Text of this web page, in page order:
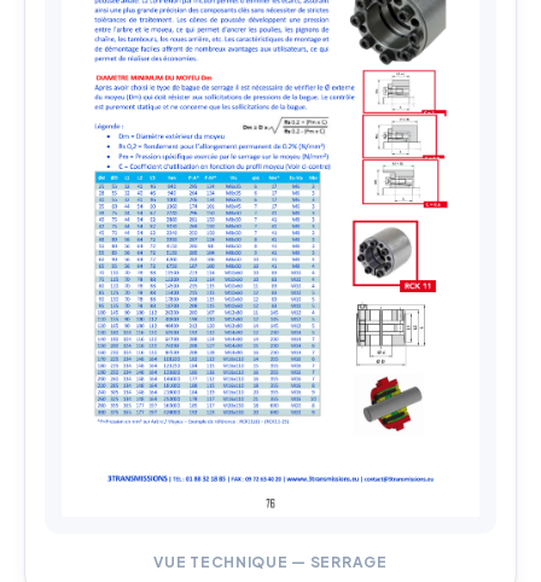
VUE TECHNIQUE — SERRAGE